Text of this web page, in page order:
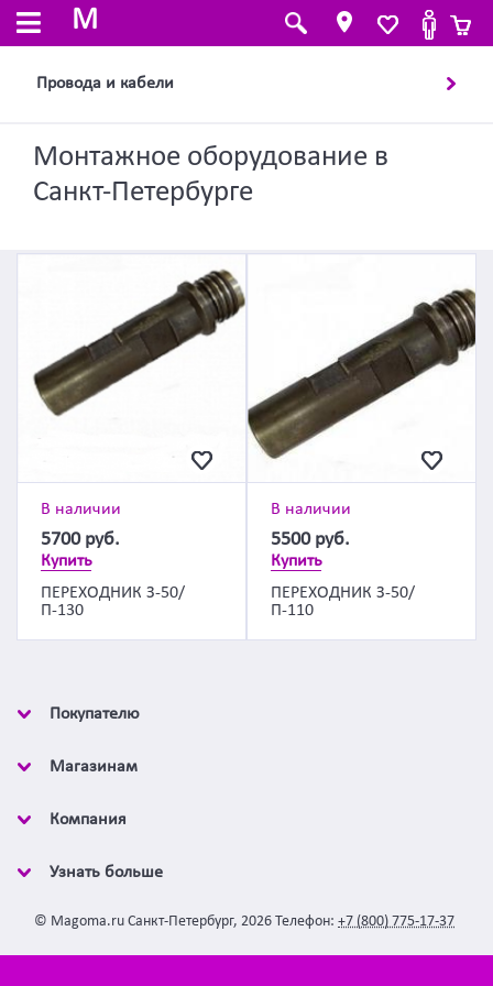
M
Провода и кабели
Монтажное оборудование в
Санкт-Петербурге
В наличии
5700 руб.
Купить
ПЕРЕХОДНИК З-50/
П-130
В наличии
5500 руб.
Купить
ПЕРЕХОДНИК З-50/
П-110
Покупателю
Магазинам
Компания
Узнать больше
© Magoma.ru Санкт-Петербург, 2026 Телефон: +7 (800) 775-17-37